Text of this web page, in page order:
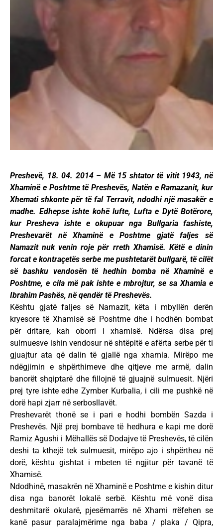
Preshevë, 18. 04. 2014 – Më 15 shtator të vitit 1943, në
Xhaminë e Poshtme të Preshevës, Natën e Ramazanit, kur
Xhemati shkonte për të fal Terravit, ndodhi një masakër e
madhe. Edhepse ishte kohë lufte, Lufta e Dytë Botërore,
kur Presheva ishte e okupuar nga Bullgaria fashiste,
Preshevarët në Xhaminë e Poshtme gjatë faljes së
Namazit nuk venin roje për rreth Xhamisë. Këtë e dinin
forcat e kontraçetës serbe me pushtetarët bullgarë, të cilët
së bashku vendosën të hedhin bomba në Xhaminë e
Poshtme, e cila më pak ishte e mbrojtur, se sa Xhamia e
Ibrahim Pashës, në qendër të Preshevës.
Kështu gjatë faljes së Namazit, këta i mbyllën derën
kryesore të Xhamisë së Poshtme dhe i hodhën bombat
për dritare, kah oborri i xhamisë. Ndërsa disa prej
sulmuesve ishin vendosur në shtëpitë e afërta serbe për ti
gjuajtur ata që dalin të gjallë nga xhamia. Mirëpo me
ndëgjimin e shpërthimeve dhe qitjeve me armë, dalin
banorët shqiptarë dhe fillojnë të gjuajnë sulmuesit. Njëri
prej tyre ishte edhe Zymber Kurbalia, i cili me pushkë në
dorë hapi zjarr në serbosllavët.
Preshevarët thonë se i pari e hodhi bombën Sazda i
Preshevës. Një prej bombave të hedhura e kapi me dorë
Ramiz Agushi i Mëhallës së Dodajve të Preshevës, të cilën
deshi ta kthejë tek sulmuesit, mirëpo ajo i shpërtheu në
dorë, kështu gishtat i mbeten të ngjitur për tavanë të
Xhamisë.
Ndodhinë, masakrën në Xhaminë e Poshtme e kishin ditur
disa nga banorët lokalë serbë. Kështu më vonë disa
deshmitarë okularë, pjesëmarrës në Xhami rrëfehen se
kanë pasur paralajmërime nga baba / plaka / Qipra,